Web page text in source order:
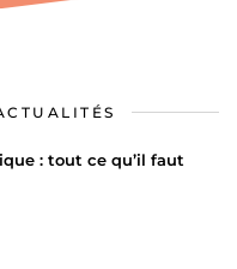
: tout ce qu’il faut